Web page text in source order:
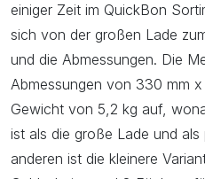
einiger Zeit im QuickBon
sich von der großen Lade
und die Abmessungen. Die
Abmessungen von 330 mm
Gewicht von 5,2 kg auf,
ist als die große Lade und als
anderen ist die kleinere